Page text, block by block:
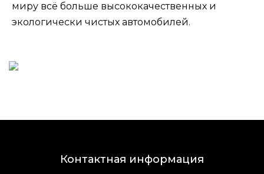
миру всё больше высококачественных и
экологически чистых автомобилей.
Контактная информация